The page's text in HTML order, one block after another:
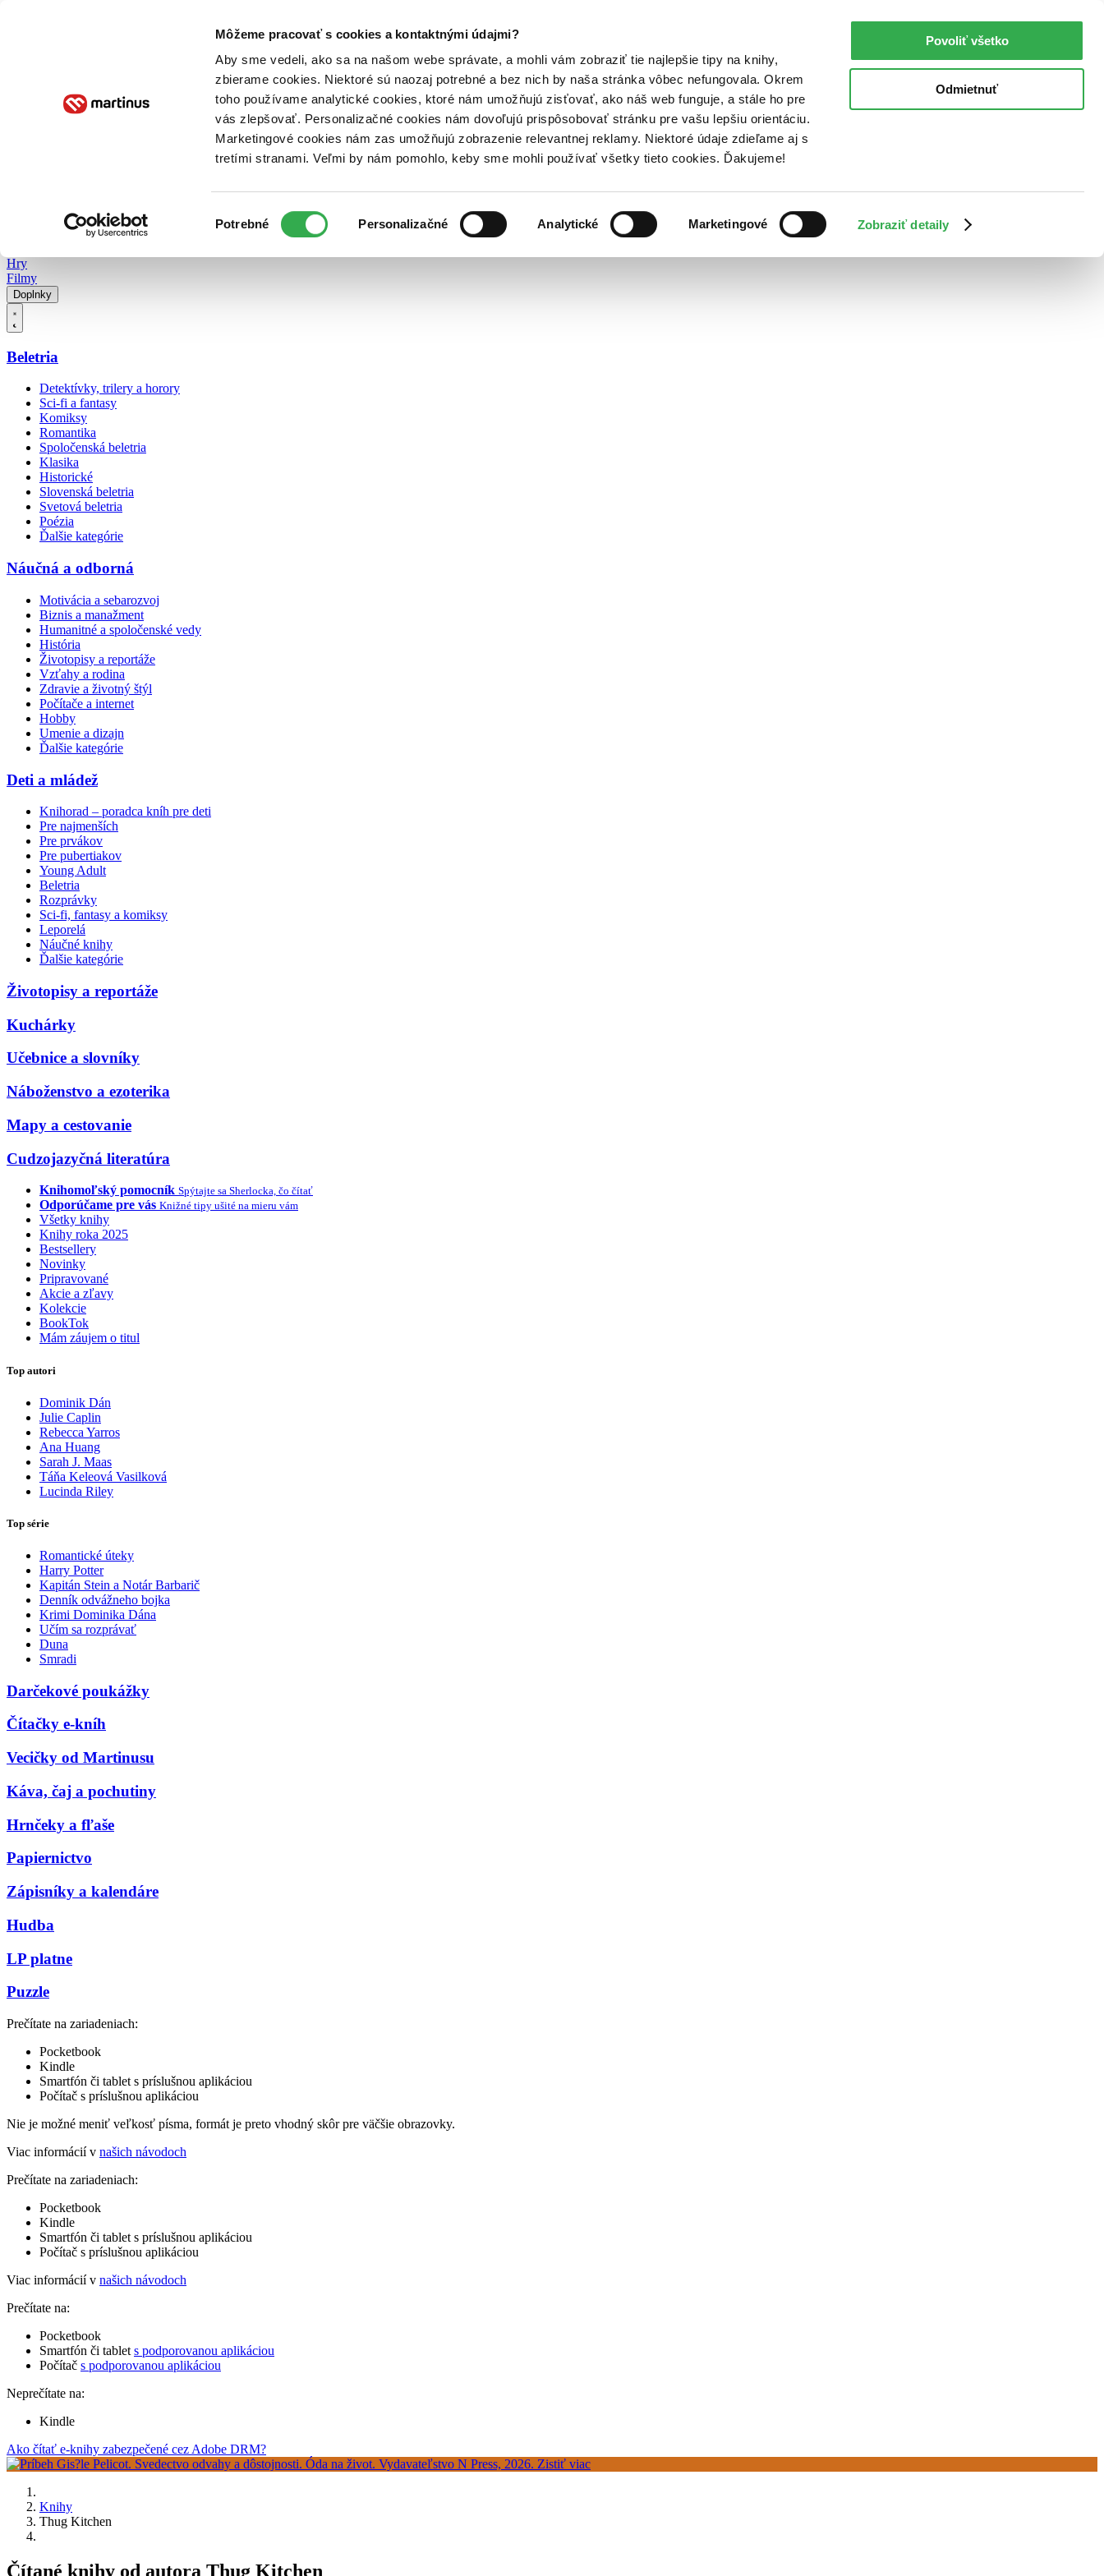
Môžeme pracovať s cookies a kontaktnými údajmi?
Aby sme vedeli, ako sa na našom webe správate, a mohli vám zobraziť tie najlepšie tipy na knihy,
zbierame cookies. Niektoré sú naozaj potrebné a bez nich by naša stránka vôbec nefungovala. Okrem
toho používame analytické cookies, ktoré nám umožňujú zisťovať, ako náš web funguje, a stále ho pre
vás zlepšovať. Personalizačné cookies nám dovoľujú prispôsobovať stránku pre vašu lepšiu orientáciu.
Marketingové cookies nám zas umožňujú zobrazenie relevantnej reklamy. Niektoré údaje zdieľame aj s
tretími stranami. Veľmi by nám pomohlo, keby sme mohli používať všetky tieto cookies. Ďakujeme!
súhlasu
Potrebné Personalizačné Analytické Marketingové Zobraziť detaily
Povoliť všetko
Odmietnuť
Poukážky Kontakt
Hry
Filmy
Doplnky
Beletria
Detektívky, trilery a horory
Sci-fi a fantasy
Komiksy
Romantika
Spoločenská beletria
Klasika
Historické
Slovenská beletria
Svetová beletria
Poézia
Ďalšie kategórie
Náučná a odborná
Motivácia a sebarozvoj
Biznis a manažment
Humanitné a spoločenské vedy
História
Životopisy a reportáže
Vzťahy a rodina
Zdravie a životný štýl
Počítače a internet
Hobby
Umenie a dizajn
Ďalšie kategórie
Deti a mládež
Knihorad – poradca kníh pre deti
Pre najmenších
Pre prvákov
Pre pubertiakov
Young Adult
Beletria
Rozprávky
Sci-fi, fantasy a komiksy
Leporelá
Náučné knihy
Ďalšie kategórie
Životopisy a reportáže
Kuchárky
Učebnice a slovníky
Náboženstvo a ezoterika
Mapy a cestovanie
Cudzojazyčná literatúra
Knihomoľský pomocník Spýtajte sa Sherlocka, čo čítať
Odporúčame pre vás Knižné tipy ušité na mieru vám
Všetky knihy
Knihy roka 2025
Bestsellery
Novinky
Pripravované
Akcie a zľavy
Kolekcie
BookTok
Mám záujem o titul
Top autori
Dominik Dán
Julie Caplin
Rebecca Yarros
Ana Huang
Sarah J. Maas
Táňa Keleová Vasilková
Lucinda Riley
Top série
Romantické úteky
Harry Potter
Kapitán Stein a Notár Barbarič
Denník odvážneho bojka
Krimi Dominika Dána
Učím sa rozprávať
Duna
Smradi
Darčekové poukážky
Čítačky e-kníh
Vecičky od Martinusu
Káva, čaj a pochutiny
Hrnčeky a fľaše
Papiernictvo
Zápisníky a kalendáre
Hudba
LP platne
Puzzle
Prečítate na zariadeniach:
Pocketbook
Kindle
Smartfón či tablet s príslušnou aplikáciou
Počítač s príslušnou aplikáciou
Nie je možné meniť veľkosť písma, formát je preto vhodný skôr pre väčšie obrazovky.
Viac informácií v našich návodoch
Prečítate na zariadeniach:
Pocketbook
Kindle
Smartfón či tablet s príslušnou aplikáciou
Počítač s príslušnou aplikáciou
Viac informácií v našich návodoch
Prečítate na:
Pocketbook
Smartfón či tablet s podporovanou aplikáciou
Počítač s podporovanou aplikáciou
Neprečítate na:
Kindle
Ako čítať e-knihy zabezpečené cez Adobe DRM?
Knihy
Thug Kitchen
Čítané knihy od autora Thug Kitchen